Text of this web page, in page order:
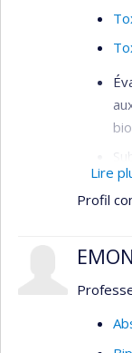
de
Lire
Profil